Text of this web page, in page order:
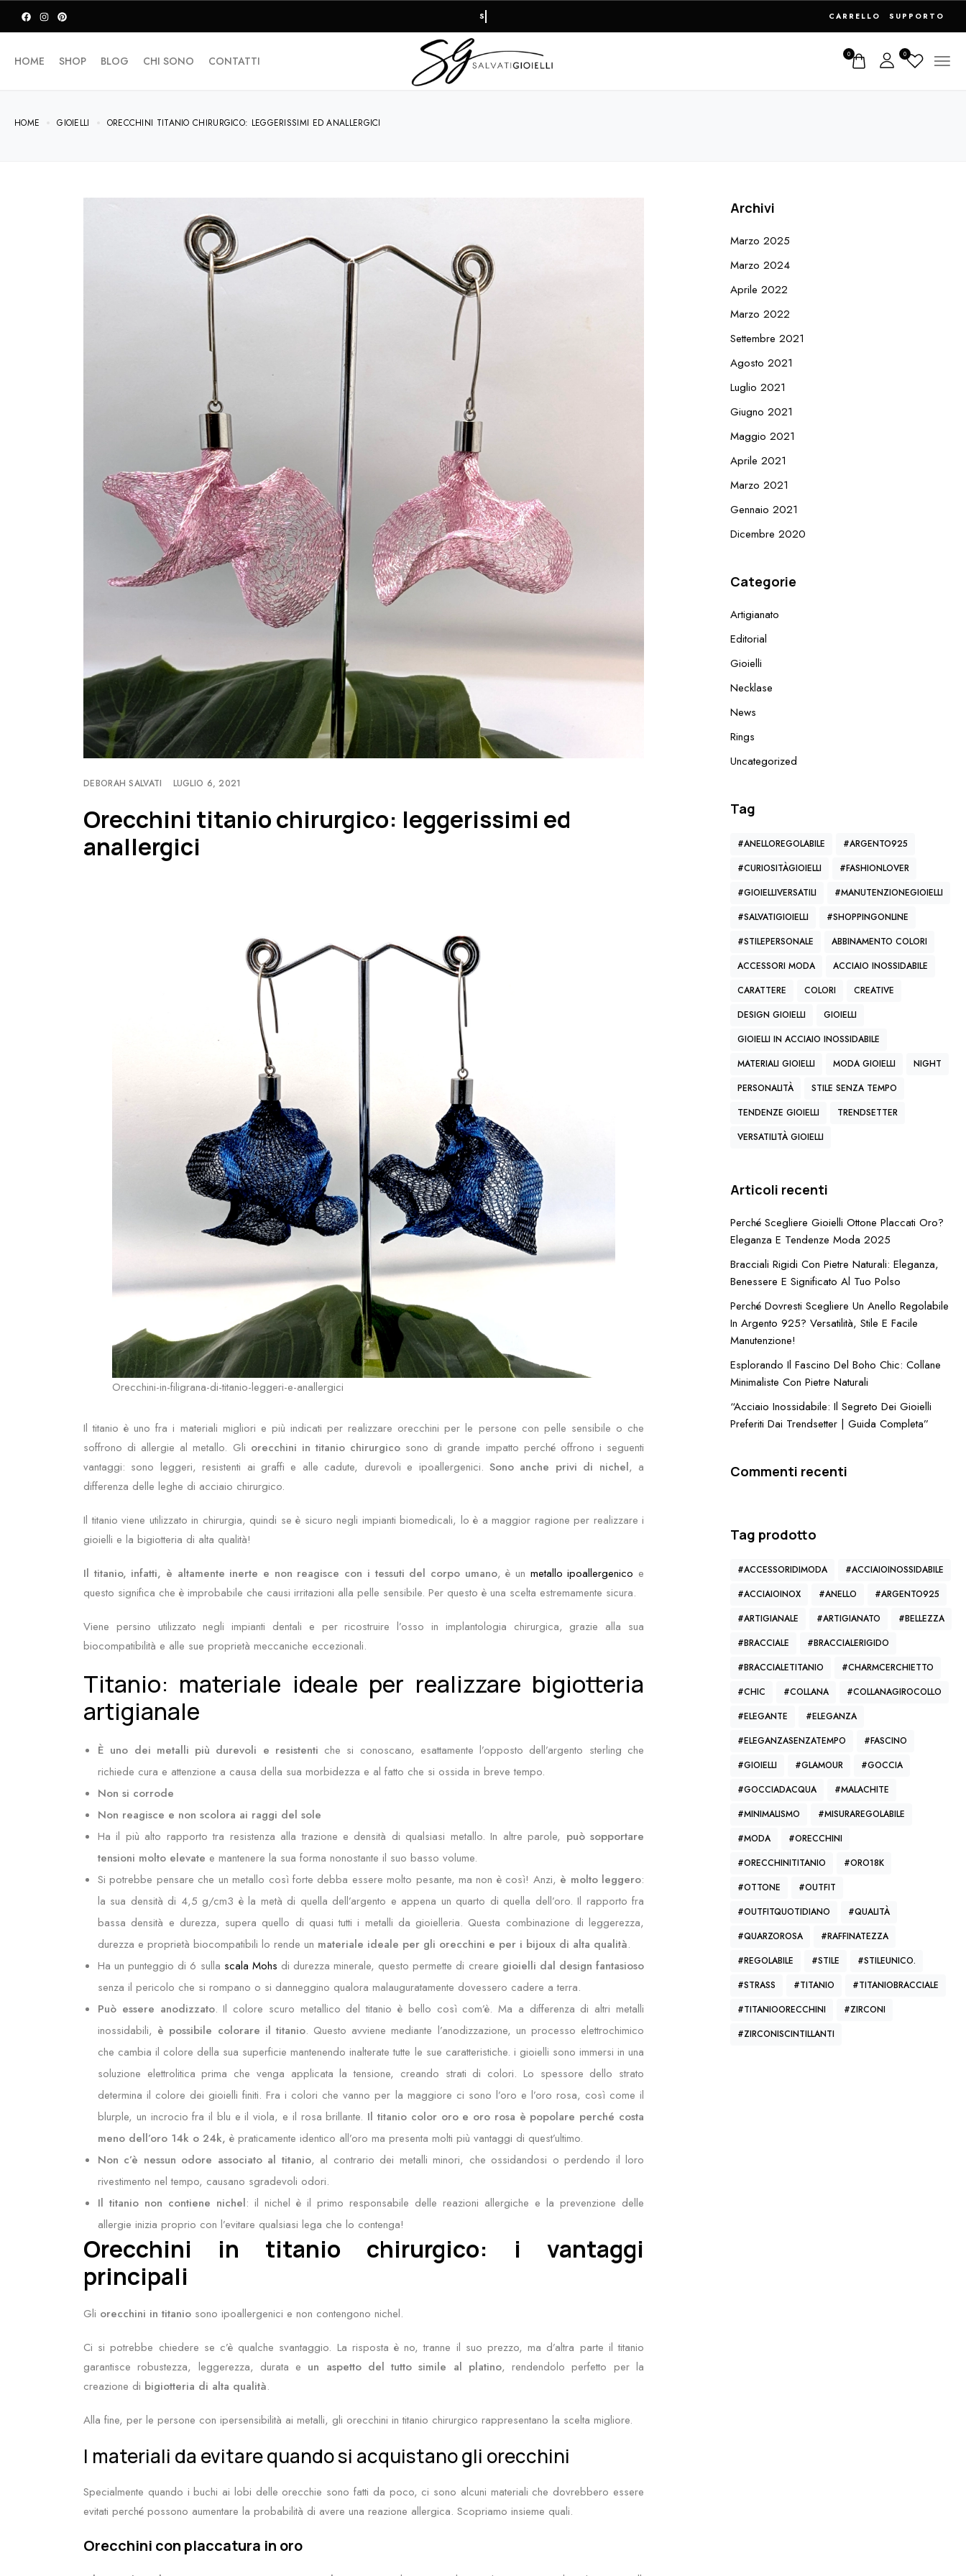
RESO FACILE E PAGAMENTI 100% SICURI CARRELLO SUPPORTO
HOME SHOP BLOG CHI SONO CONTATTI 0 0
HOME GIOIELLI ORECCHINI TITANIO CHIRURGICO: LEGGERISSIMI ED ANALLERGICI
DEBORAH SALVATI LUGLIO 6, 2021
Orecchini titanio chirurgico: leggerissimi ed
anallergici
Orecchini-in-filigrana-di-titanio-leggeri-e-anallergici
Il titanio è uno fra i materiali migliori e più indicati per realizzare orecchini per le persone con pelle sensibile o che
soffrono di allergie al metallo. Gli orecchini in titanio chirurgico sono di grande impatto perché offrono i seguenti
vantaggi: sono leggeri, resistenti ai graffi e alle cadute, durevoli e ipoallergenici. Sono anche privi di nichel, a
differenza delle leghe di acciaio chirurgico.
Il titanio viene utilizzato in chirurgia, quindi se è sicuro negli impianti biomedicali, lo è a maggior ragione per realizzare i
gioielli e la bigiotteria di alta qualità!
Il titanio, infatti, è altamente inerte e non reagisce con i tessuti del corpo umano, è un metallo ipoallergenico e
questo significa che è improbabile che causi irritazioni alla pelle sensibile. Per questo è una scelta estremamente sicura.
Viene persino utilizzato negli impianti dentali e per ricostruire l’osso in implantologia chirurgica, grazie alla sua
biocompatibilità e alle sue proprietà meccaniche eccezionali.
Titanio: materiale ideale per realizzare bigiotteria
artigianale
È uno dei metalli più durevoli e resistenti che si conoscano, esattamente l’opposto dell’argento sterling che
richiede cura e attenzione a causa della sua morbidezza e al fatto che si ossida in breve tempo.
Non si corrode
Non reagisce e non scolora ai raggi del sole
Ha il più alto rapporto tra resistenza alla trazione e densità di qualsiasi metallo. In altre parole, può sopportare
tensioni molto elevate e mantenere la sua forma nonostante il suo basso volume.
Si potrebbe pensare che un metallo così forte debba essere molto pesante, ma non è così! Anzi, è molto leggero:
la sua densità di 4,5 g/cm3 è la metà di quella dell’argento e appena un quarto di quella dell’oro. Il rapporto fra
bassa densità e durezza, supera quello di quasi tutti i metalli da gioielleria. Questa combinazione di leggerezza,
durezza e proprietà biocompatibili lo rende un materiale ideale per gli orecchini e per i bijoux di alta qualità.
Ha un punteggio di 6 sulla scala Mohs di durezza minerale, questo permette di creare gioielli dal design fantasioso
senza il pericolo che si rompano o si danneggino qualora malauguratamente dovessero cadere a terra.
Può essere anodizzato. Il colore scuro metallico del titanio è bello così com’è. Ma a differenza di altri metalli
inossidabili, è possibile colorare il titanio. Questo avviene mediante l’anodizzazione, un processo elettrochimico
che cambia il colore della sua superficie mantenendo inalterate tutte le sue caratteristiche. i gioielli sono immersi in una
soluzione elettrolitica prima che venga applicata la tensione, creando strati di colori. Lo spessore dello strato
determina il colore dei gioielli finiti. Fra i colori che vanno per la maggiore ci sono l’oro e l’oro rosa, così come il
blurple, un incrocio fra il blu e il viola, e il rosa brillante. Il titanio color oro e oro rosa è popolare perché costa
meno dell’oro 14k o 24k, è praticamente identico all’oro ma presenta molti più vantaggi di quest’ultimo.
Non c’è nessun odore associato al titanio, al contrario dei metalli minori, che ossidandosi o perdendo il loro
rivestimento nel tempo, causano sgradevoli odori.
Il titanio non contiene nichel: il nichel è il primo responsabile delle reazioni allergiche e la prevenzione delle
allergie inizia proprio con l’evitare qualsiasi lega che lo contenga!
Orecchini in titanio chirurgico: i vantaggi
principali
Gli orecchini in titanio sono ipoallergenici e non contengono nichel.
Ci si potrebbe chiedere se c’è qualche svantaggio. La risposta è no, tranne il suo prezzo, ma d’altra parte il titanio
garantisce robustezza, leggerezza, durata e un aspetto del tutto simile al platino, rendendolo perfetto per la
creazione di bigiotteria di alta qualità.
Alla fine, per le persone con ipersensibilità ai metalli, gli orecchini in titanio chirurgico rappresentano la scelta migliore.
I materiali da evitare quando si acquistano gli orecchini
Specialmente quando i buchi ai lobi delle orecchie sono fatti da poco, ci sono alcuni materiali che dovrebbero essere
evitati perché possono aumentare la probabilità di avere una reazione allergica. Scopriamo insieme quali.
Orecchini con placcatura in oro
Archivi
Marzo 2025
Marzo 2024
Aprile 2022
Marzo 2022
Settembre 2021
Agosto 2021
Luglio 2021
Giugno 2021
Maggio 2021
Aprile 2021
Marzo 2021
Gennaio 2021
Dicembre 2020
Categorie
Artigianato
Editorial
Gioielli
Necklase
News
Rings
Uncategorized
Tag
#ANELLOREGOLABILE
#ARGENTO925
#CURIOSITÀGIOIELLI
#FASHIONLOVER
#GIOIELLIVERSATILI
#MANUTENZIONEGIOIELLI
#SALVATIGIOIELLI
#SHOPPINGONLINE
#STILEPERSONALE
ABBINAMENTO COLORI
ACCESSORI MODA
ACCIAIO INOSSIDABILE
CARATTERE
COLORI
CREATIVE
DESIGN GIOIELLI
GIOIELLI
GIOIELLI IN ACCIAIO INOSSIDABILE
MATERIALI GIOIELLI
MODA GIOIELLI
NIGHT
PERSONALITÀ
STILE SENZA TEMPO
TENDENZE GIOIELLI
TRENDSETTER
VERSATILITÀ GIOIELLI
Articoli recenti
Perché Scegliere Gioielli Ottone Placcati Oro?
Eleganza E Tendenze Moda 2025
Bracciali Rigidi Con Pietre Naturali: Eleganza,
Benessere E Significato Al Tuo Polso
Perché Dovresti Scegliere Un Anello Regolabile
In Argento 925? Versatilità, Stile E Facile
Manutenzione!
Esplorando Il Fascino Del Boho Chic: Collane
Minimaliste Con Pietre Naturali
“Acciaio Inossidabile: Il Segreto Dei Gioielli
Preferiti Dai Trendsetter | Guida Completa”
Commenti recenti
Tag prodotto
#ACCESSORIDIMODA
#ACCIAIOINOSSIDABILE
#ACCIAIOINOX
#ANELLO
#ARGENTO925
#ARTIGIANALE
#ARTIGIANATO
#BELLEZZA
#BRACCIALE
#BRACCIALERIGIDO
#BRACCIALETITANIO
#CHARMCERCHIETTO
#CHIC
#COLLANA
#COLLANAGIROCOLLO
#ELEGANTE
#ELEGANZA
#ELEGANZASENZATEMPO
#FASCINO
#GIOIELLI
#GLAMOUR
#GOCCIA
#GOCCIADACQUA
#MALACHITE
#MINIMALISMO
#MISURAREGOLABILE
#MODA
#ORECCHINI
#ORECCHINITITANIO
#ORO18K
#OTTONE
#OUTFIT
#OUTFITQUOTIDIANO
#QUALITÀ
#QUARZOROSA
#RAFFINATEZZA
#REGOLABILE
#STILE
#STILEUNICO.
#STRASS
#TITANIO
#TITANIOBRACCIALE
#TITANIOORECCHINI
#ZIRCONI
#ZIRCONISCINTILLANTI